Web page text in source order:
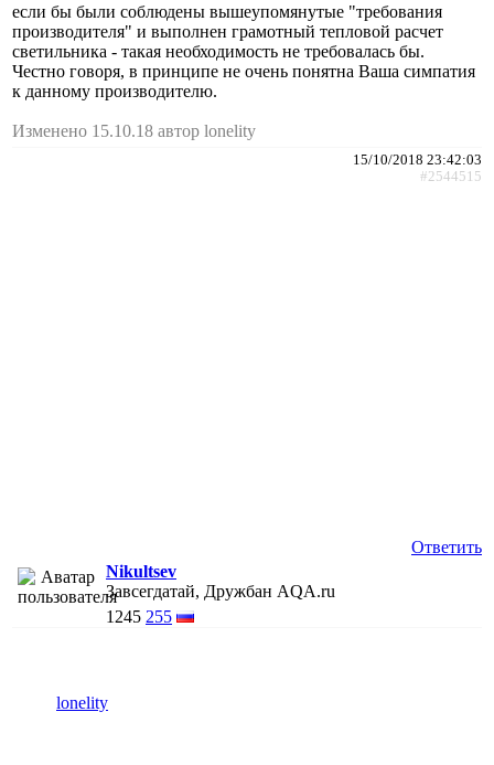
если бы были соблюдены вышеупомянутые "требования
производителя" и выполнен грамотный тепловой расчет
светильника - такая необходимость не требовалась бы.
Честно говоря, в принципе не очень понятна Ваша симпатия
к данному производителю.
Изменено 15.10.18 автор lonelity
15/10/2018 23:42:03
#2544515
Ответить
Nikultsev
Завсегдатай, Дружбан AQA.ru
1245 255
lonelity